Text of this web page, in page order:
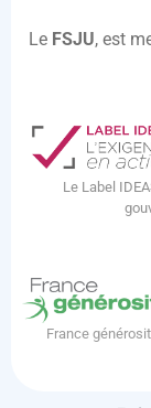
Le FSJU, est
Le Label
France